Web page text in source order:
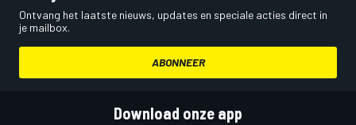
Ontvang het laatste nieuws, updates en speciale acties direct in
je mailbox.
ABONNEER
Download onze app